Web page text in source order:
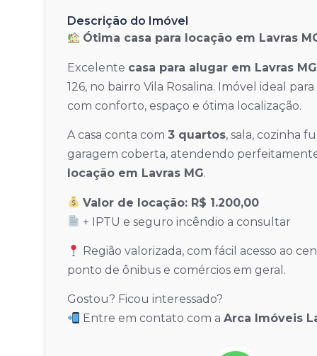
Descrição do Imóvel
Ótima casa para locação em Lavras
Excelente casa para alugar em Lavras MG
126, no bairro Vila Rosalina. Imóvel ideal
com conforto, espaço e ótima localização.
A casa conta com 3 quartos, sala, cozinha
garagem coberta, atendendo
locação em Lavras MG.
Valor de locação: R$ 1.200,00
+ IPTU e seguro incêndio a consultar
Região valorizada, com fácil acesso ao
ponto de ônibus e comércios em geral.
Gostou? Ficou interessado?
Entre em contato com a Arca Imóveis